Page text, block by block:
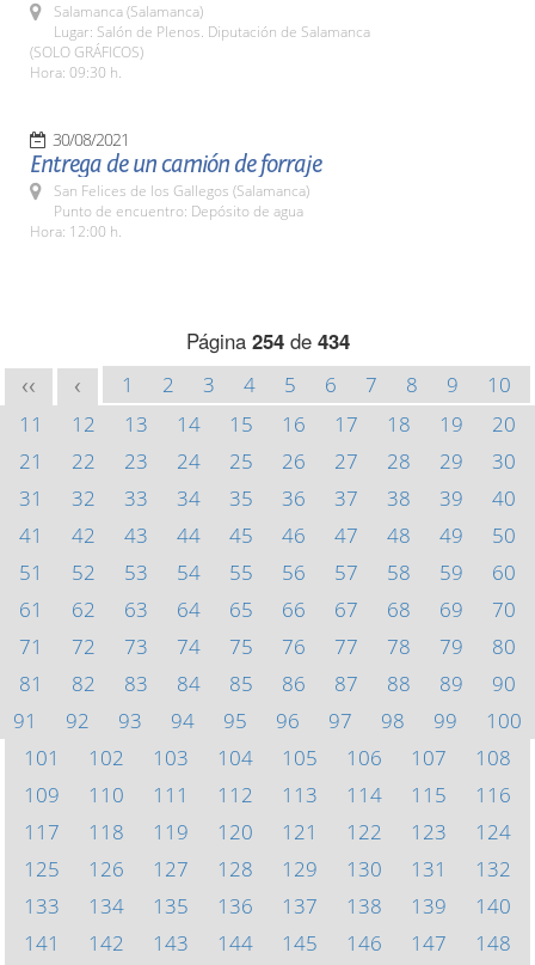
Salamanca (Salamanca)
Lugar: Salón de Plenos. Diputación de Salamanca
(SOLO GRÁFICOS)
Hora: 09:30 h.
30/08/2021
Entrega de un camión de forraje
San Felices de los Gallegos (Salamanca)
Punto de encuentro: Depósito de agua
Hora: 12:00 h.
Página 254de 434
<< < 1 2 3 4 5 6 7 8 9
10
11
12 13 14 15 16 17 18 19
20
21
22 23 24 25 26 27 28 29
30
31
32 33 34 35 36 37 38 39
40
41
42 43 44 45 46 47 48 49
50
51
52 53 54 55 56 57 58 59
60
61
62 63 64 65 66 67 68 69
70
71
72 73 74 75 76 77 78 79
80
81
82 83 84 85 86 87 88 89
90
91
92 93 94 95 96 97 98 99
100
101
102 103 104 105 106 107
108
109
110 111 112 113 114 115
116
117
118 119 120 121 122 123
124
125
126 127 128 129 130 131
132
133
134 135 136 137 138 139
140
141
142 143 144 145 146 147
148